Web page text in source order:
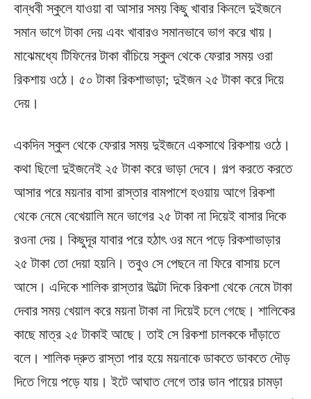
বান্ধবী স্কুলে যাওয়া বা আসার সময় কিছু খাবার কিনলে দুইজনে
সমান ভাগে টাকা দেয় এবং খাবারও সমানভাবে ভাগ করে খায়।
মাঝেমধ্যে টিফিনের টাকা বাঁচিয়ে স্কুল থেকে ফেরার সময় ওরা
রিকশায় ওঠে। ৫০ টাকা রিকশাভাড়া; দুইজন ২৫ টাকা করে দিয়ে
দেয়।
একদিন স্কুল থেকে ফেরার সময় দুইজনে একসাথে রিকশায় ওঠে।
কথা ছিলো দুইজনেই ২৫ টাকা করে ভাড়া দেবে। গল্প করতে করতে
আসার পরে ময়নার বাসা রাস্তার বামপাশে হওয়ায় আগে রিকশা
থেকে নেমে বেখেয়ালি মনে ভাগের ২৫ টাকা না দিয়েই বাসার দিকে
রওনা দেয়। কিছুদূর যাবার পরে হঠাৎ ওর মনে পড়ে রিকশাভাড়ার
২৫ টাকা তো দেয়া হয়নি। তবুও সে পেছনে না ফিরে বাসায় চলে
আসে। এদিকে শালিক রাস্তার উল্টো দিকে রিকশা থেকে নেমে টাকা
দেবার সময় খেয়াল করে ময়না টাকা না দিয়েই চলে গেছে। শালিকের
কাছে মাত্র ২৫ টাকাই আছে। তাই সে রিকশা চালককে দাঁড়াতে
বলে। শালিক দ্রুত রাস্তা পার হয়ে ময়নাকে ডাকতে ডাকতে দৌড়
দিতে গিয়ে পড়ে যায়। ইটে আঘাত লেগে তার ডান পায়ের চামড়া